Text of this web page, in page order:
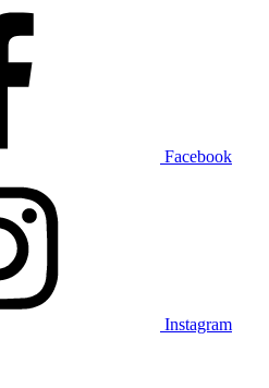
Facebook
Instagram